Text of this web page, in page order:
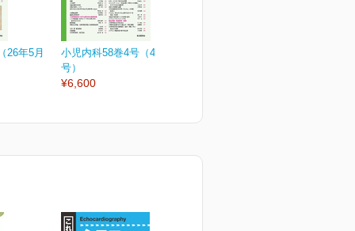
26年5月
小児内科58巻4号（4月増大
号）
¥6,600